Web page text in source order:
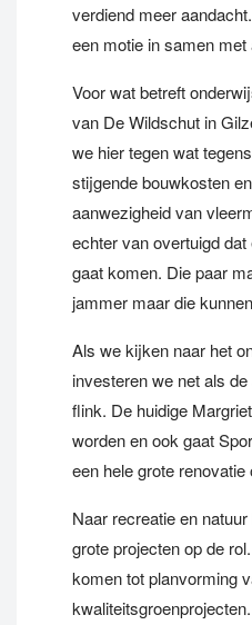
verdiend meer
een motie in samen met
Voor wat betreft
van De Wildschut in
we hier tegen wat
stijgende bouwkosten
aanwezigheid van
echter van overtuigd
gaat komen. Die paar
jammer maar die
Als we kijken naar het
investeren we net als
flink. De huidige
worden en ook gaat
een hele grote renovatie
Naar recreatie en
grote projecten op de
komen tot planvorming